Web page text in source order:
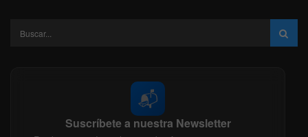
📬
Suscríbete a nuestra Newsletter